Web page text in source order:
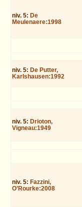
niv. 5: De
Meulenaere:1998
niv. 5: De Putter,
Karlshausen:1992
niv. 5: Drioton,
Vigneau:1949
niv. 5: Fazzini,
O’Rourke:2008